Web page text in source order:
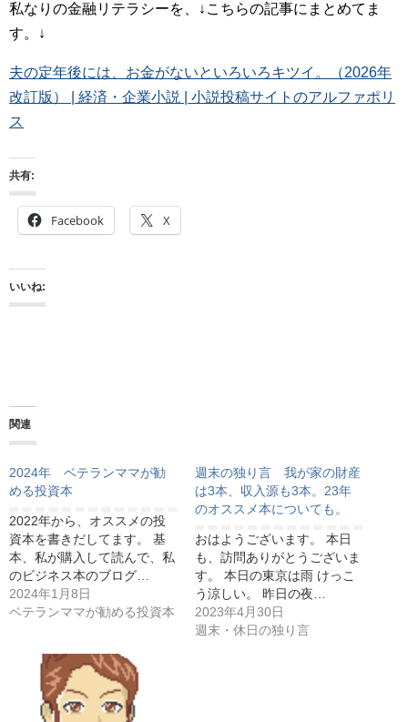
私なりの金融リテラシーを、↓こちらの記事にまとめてま
す。↓
夫の定年後には、お金がないといろいろキツイ。（2026年
改訂版） | 経済・企業小説 | 小説投稿サイトのアルファポリ
ス
共有:
Facebook X
いいね:
関連
2024年 ベテランママが勧
める投資本
2022年から、オススメの投
資本を書きだしてます。 基
本、私が購入して読んで、私
のビジネス本のブログ…
2024年1月8日
ベテランママが勧める投資本
週末の独り言 我が家の財産
は3本、収入源も3本。23年
のオススメ本についても。
おはようございます。 本日
も、訪問ありがとうございま
す。 本日の東京は雨 けっこ
う涼しい。 昨日の夜…
2023年4月30日
週末・休日の独り言